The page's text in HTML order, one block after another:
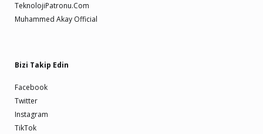
TeknolojiPatronu.Com
Muhammed Akay Official
Bizi Takip Edin
Facebook
Twitter
Instagram
TikTok